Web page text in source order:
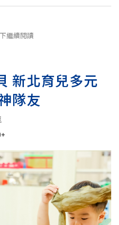
繼續閱讀
新北育兒多元
隊友